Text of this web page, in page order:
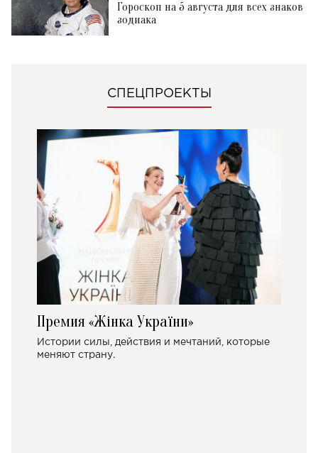
Гороскоп на 5 августа для всех знаков
зодиака
СПЕЦПРОЕКТЫ
Премия «Жінка України»
Истории силы, действия и мечтаний, которые
меняют страну.